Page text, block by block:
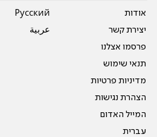
אודות
יצירת קשר
פרסמו אצלנו
תנאי שימוש
מדיניות פרטיות
הצהרת נגישות
המייל האדום
עברית
Pусский
عربية